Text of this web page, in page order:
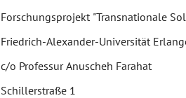
Forschungsprojekt "Transnationale
Friedrich-Alexander-Universität
c/o Professur Anuscheh Farahat
Schillerstraße 1